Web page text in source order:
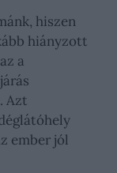
hiszen
hiányzott
a
Azt
ember jól